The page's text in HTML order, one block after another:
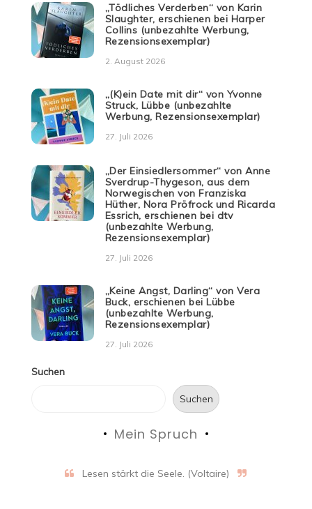
„Tödliches Verderben“ von Karin
Slaughter, erschienen bei Harper
Collins (unbezahlte Werbung,
Rezensionsexemplar)
2. August 2026
„(K)ein Date mit dir“ von Yvonne
Struck, Lübbe (unbezahlte
Werbung, Rezensionsexemplar)
27. Juli 2026
„Der Einsiedlersommer“ von Anne
Sverdrup-Thygeson, aus dem
Norwegischen von Franziska
Hüther, Nora Pröfrock und Ricarda
Essrich, erschienen bei dtv
(unbezahlte Werbung,
Rezensionsexemplar)
27. Juli 2026
„Keine Angst, Darling“ von Vera
Buck, erschienen bei Lübbe
(unbezahlte Werbung,
Rezensionsexemplar)
27. Juli 2026
Suchen
Suchen
Mein Spruch
Lesen stärkt die Seele. (Voltaire)